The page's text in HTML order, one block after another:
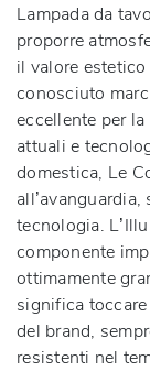
Lampada da
proporre
il valore
conosciuto
eccellente per
attuali e
domestica, Le
tecnologia.
componente
ottimamente
significa
del brand,
resistenti nel